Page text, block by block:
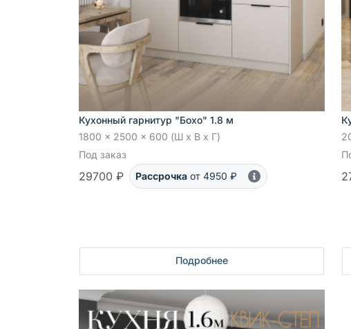
Кухонный гарнитур "Бохо" 1.8 м
1800 x 2500 x 600 (Ш x В x Г)
Под заказ
29700 ₽ Рассрочка от 4950 ₽
Подробнее